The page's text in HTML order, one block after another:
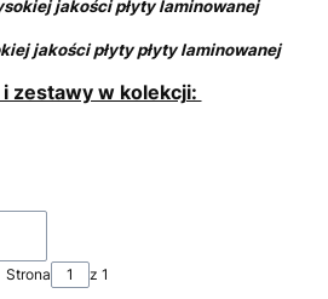
jakości płyty laminowanej
jakości płytypłyty laminowanej
zestawy w kolekcji:
Strona z 1